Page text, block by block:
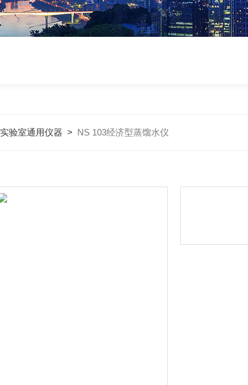
实验室通用仪器 > NS 103经济型蒸馏水仪